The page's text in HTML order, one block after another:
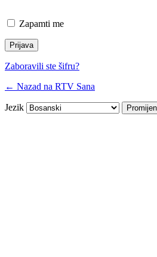
Zapamti me
Zaboravili ste šifru?
← Nazad na RTV Sana
Jezik